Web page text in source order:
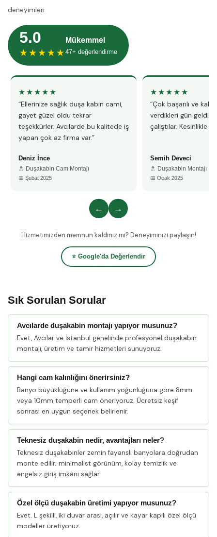
deneyimleri
5.0
★★★★★
Mükemmel
47+ değerlendirme
★★★★★
“Ellerinize sağlık duşa kabin cami,
gayet güzel oldu tekrar
teşekkürler. Avcılarde bu kalitede iş
yapan çok az firma var.”
Deniz İnce
🚿 Duşakabin Cam Montajı
📅 Şubat 2025
★★★★★
“Çok başarılı ve
verdikleri gün
çalıştılar. Kesinlikle
Semih Deveci
🚿 Duşakabin Montajı
📅 Ocak 2025
← →
Hizmetimizden memnun kaldınız mı? Deneyiminizi paylaşın!
⭐ Google'da Değerlendir
Sık Sorulan Sorular
Avcılarde duşakabin montajı yapıyor musunuz?
Evet, Avcılar ve İstanbul genelinde profesyonel duşakabin
montajı, üretim ve tamir hizmetleri sunuyoruz.
Hangi cam kalınlığını önerirsiniz?
Banyo büyüklüğüne ve kullanım yoğunluğuna göre 8mm
veya 10mm temperli cam öneriyoruz. Ücretsiz keşif
sonrası en uygun seçenek belirlenir.
Teknesiz duşakabin nedir, avantajları neler?
Teknesiz duşakabinler zemin fayanslı banyolara doğrudan
monte edilir; minimalist görünüm, kolay temizlik ve
engelsiz giriş imkânı sağlar.
Özel ölçü duşakabin üretimi yapıyor musunuz?
Evet. L şekilli, iki duvar arası, açılır ve kayar kapılı özel ölçü
modeller üretiyoruz.